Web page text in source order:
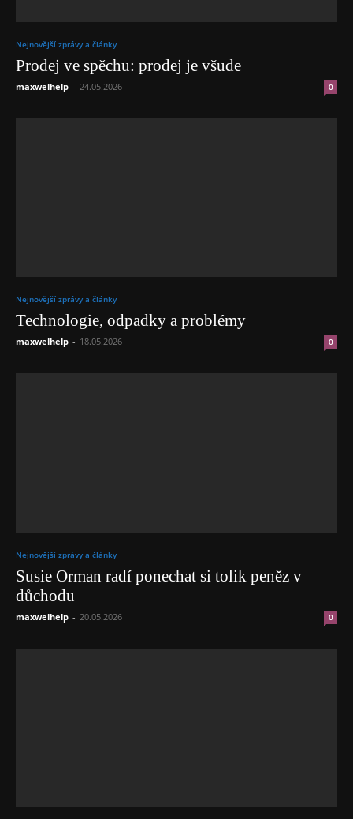
Nejnovější zprávy a články
Prodej ve spěchu: prodej je všude
maxwelhelp - 24.05.2026 0
Nejnovější zprávy a články
Technologie, odpadky a problémy
maxwelhelp - 18.05.2026 0
Nejnovější zprávy a články
Susie Orman radí ponechat si tolik peněz v
důchodu
maxwelhelp - 20.05.2026 0